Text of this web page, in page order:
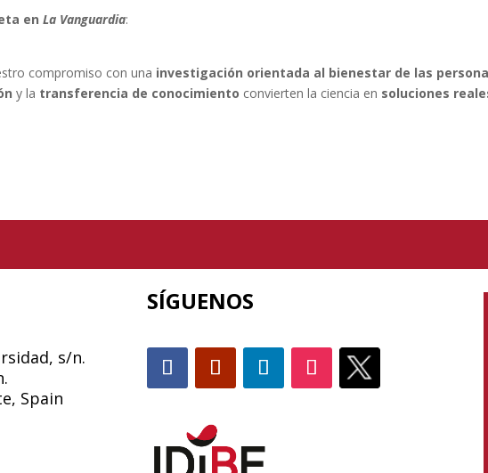
enLa Vanguardia:
compromiso con una investigación orientada al bienestar de las
y la transferencia de conocimiento convierten la ciencia en soluciones
s/n.
Spain
SÍGUENOS